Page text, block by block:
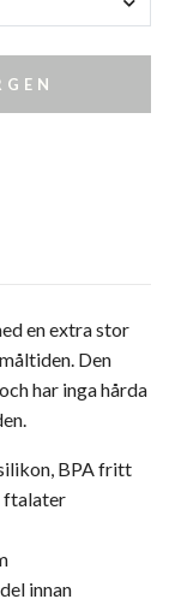
en extra stor
Den
har inga hårda
BPA fritt
ftalater
innan